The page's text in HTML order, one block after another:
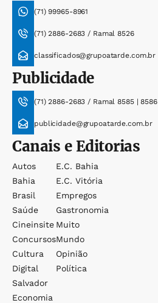
(71) 99965-8961
(71) 2886-2683 / Ramal 8526
classificados@grupoatarde.com.br
Publicidade
(71) 2886-2683 / Ramal 8585 | 8586
publicidade@grupoatarde.com.br
Canais e Editorias
Autos
Bahia
Brasil
Saúde
Cineinsite
Concursos
Cultura
Digital
Salvador
Economia
E.c. Bahia
E.c. Vitória
Empregos
Gastronomia
Muito
Mundo
Opinião
Política